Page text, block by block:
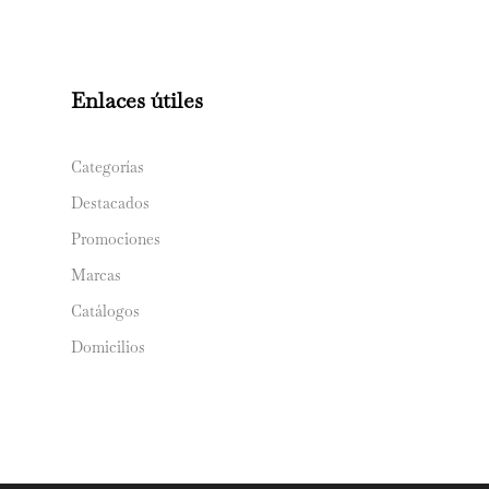
Enlaces útiles
Categorías
Destacados
Promociones
Marcas
Catálogos
Domicilios